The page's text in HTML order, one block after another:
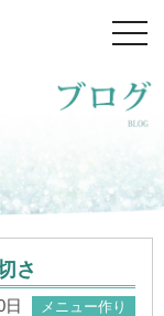
さ
日 メニュー作り